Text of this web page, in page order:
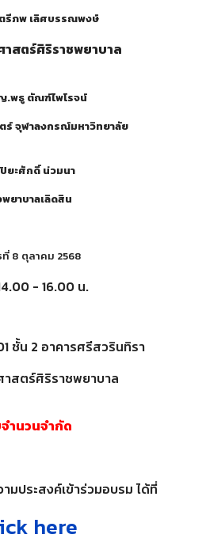
ตรีภพ เลิศบรรณพงษ์
สตร์ศิริราชพยาบาล
.พธู ตัณฑ์ไพโรจน์
จุฬาลงกรณ์มหาวิทยาลัย
ปิยะศักดิ์ น่วมนา
พยาบาลเลิดสิน
ที่8 ตุลาคม 2568
- 16.00 น.
ชั้น 2 อาคารศรีสวรินทิรา
สตร์ศิริราชพยาบาล
ำนวนจำกัด
มประสงค์เข้าร่วมอบรม ได้ที่
here